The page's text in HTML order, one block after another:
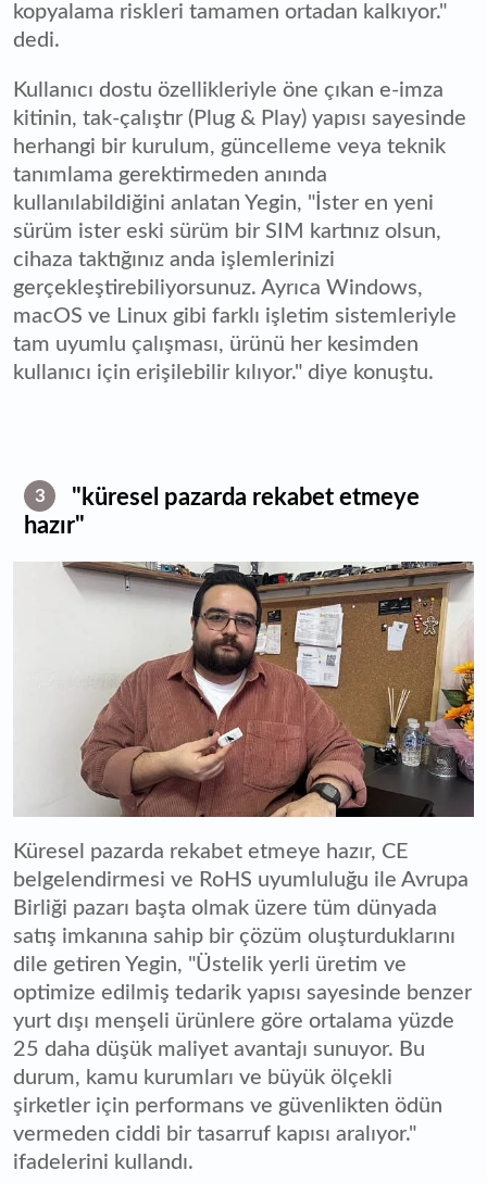
kopyalama riskleri tamamen ortadan kalkıyor."
dedi.
Kullanıcı dostu özellikleriyle öne çıkan e-imza
kitinin, tak-çalıştır (Plug & Play) yapısı sayesinde
herhangi bir kurulum, güncelleme veya teknik
tanımlama gerektirmeden anında
kullanılabildiğini anlatan Yegin, "İster en yeni
sürüm ister eski sürüm bir SIM kartınız olsun,
cihaza taktığınız anda işlemlerinizi
gerçekleştirebiliyorsunuz. Ayrıca Windows,
macOS ve Linux gibi farklı işletim sistemleriyle
tam uyumlu çalışması, ürünü her kesimden
kullanıcı için erişilebilir kılıyor." diye konuştu.
3
"küresel pazarda rekabet etmeye
hazır"
Küresel pazarda rekabet etmeye hazır, CE
belgelendirmesi ve RoHS uyumluluğu ile Avrupa
Birliği pazarı başta olmak üzere tüm dünyada
satış imkanına sahip bir çözüm oluşturduklarını
dile getiren Yegin, "Üstelik yerli üretim ve
optimize edilmiş tedarik yapısı sayesinde benzer
yurt dışı menşeli ürünlere göre ortalama yüzde
25 daha düşük maliyet avantajı sunuyor. Bu
durum, kamu kurumları ve büyük ölçekli
şirketler için performans ve güvenlikten ödün
vermeden ciddi bir tasarruf kapısı aralıyor."
ifadelerini kullandı.